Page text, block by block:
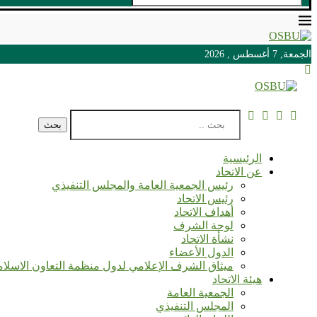
الجمعة, 7 أغسطس , 2026
بحث
الرئيسية
عن الاتحاد
رئيس الجمعية العامة والمجلس التنفيذي
رئيس الاتحاد
أهداف الاتحاد
لوحة الشرف
نشأة الاتحاد
الدول الأعضاء
ميثاق الشرف الإعلامي لدول منظمة التعاون
هيئة الاتحاد
الجمعية العامة
المجلس التنفيذي